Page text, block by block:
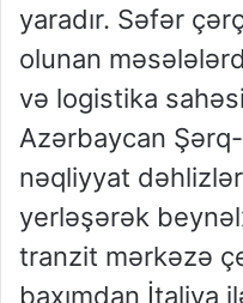
yaradır. Səfər
olunan
və logistika
Azərbaycan
nəqliyyat
yerləşərək
tranzit mərkəzə
baxımdan İtaliya